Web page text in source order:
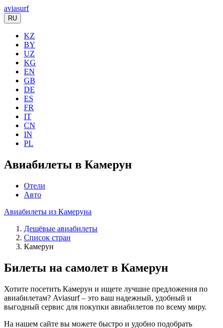
aviasurf
RU
KZ
BY
UZ
KG
EN
GB
DE
ES
FR
IT
CN
IN
PL
Авиабилеты в Камерун
Отели
Авто
Авиабилеты из Камеруна
Дешёвые авиабилеты
Список стран
Камерун
Билеты на самолет в Камерун
Хотите посетить Камерун и ищете лучшие предложения по
авиабилетам? Aviasurf – это ваш надежный, удобный и
выгодный сервис для покупки авиабилетов по всему миру.
На нашем сайте вы можете быстро и удобно подобрать